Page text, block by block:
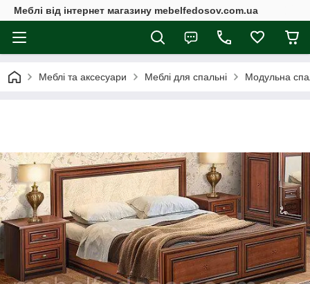
Меблі від інтернет магазину mebelfedosov.com.ua
Меблі та аксесуари Меблі для спальні Модульна